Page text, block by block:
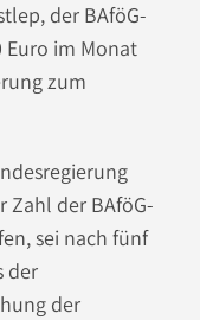
der BAföG-
Euro im Monat
zum
Zahl der BAföG-
sei nach fünf
der
der